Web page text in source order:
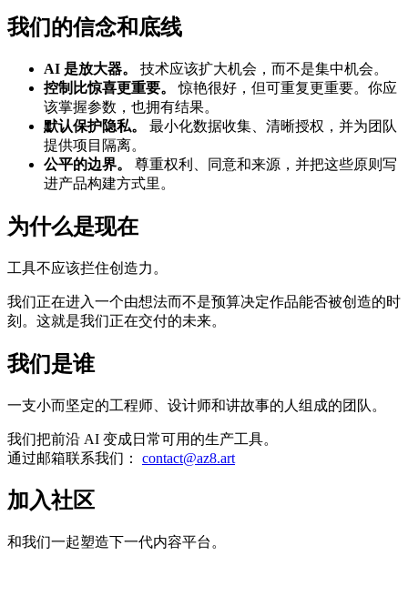
我们的信念和底线
AI 是放大器。
技术应该扩大机会，而不是集中机会。
控制比惊喜更重要。
惊艳很好，但可重复更重要。你应
该掌握参数，也拥有结果。
默认保护隐私。
最小化数据收集、清晰授权，并为团队
提供项目隔离。
公平的边界。
尊重权利、同意和来源，并把这些原则写
进产品构建方式里。
为什么是现在
工具不应该拦住创造力。
我们正在进入一个由想法而不是预算决定作品能否被创造的时
刻。这就是我们正在交付的未来。
我们是谁
一支小而坚定的工程师、设计师和讲故事的人组成的团队。
我们把前沿 AI 变成日常可用的生产工具。
通过邮箱联系我们：
contact@az8.art
加入社区
和我们一起塑造下一代内容平台。